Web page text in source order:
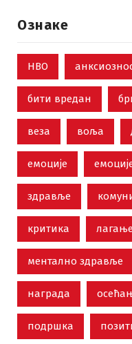
Ознаке
НВО
бити вредан
веза воља
емоције
здравље
критика
ментално здравље
награда
подршка